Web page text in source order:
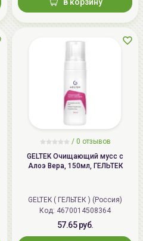
/ 0 отзывов
GELTEK Очищающий мусс с
Алоэ Вера, 150мл, ГЕЛЬТЕК
GELTEK ( ГЕЛЬТЕК ) (Россия)
Код: 4670014508364
57.65 руб.